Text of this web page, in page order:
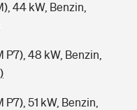
44 kW, Benzin,
P7), 48 kW, Benzin,
P7), 51 kW, Benzin,